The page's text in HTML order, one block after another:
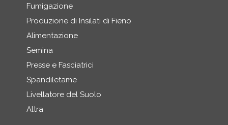
Fumigazione
Produzione di Insilati di Fieno
Alimentazione
Semina
Presse e Fasciatrici
Spandiletame
Livellatore del Suolo
Altra